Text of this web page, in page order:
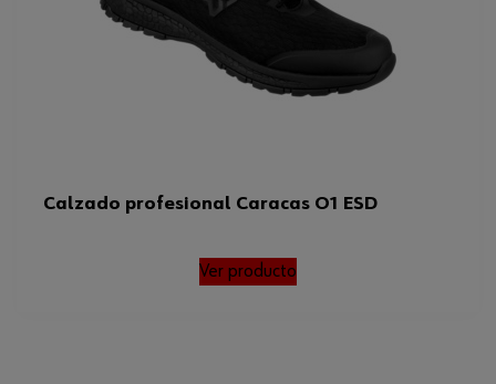
Calzado profesional Caracas O1 ESD
Ver producto